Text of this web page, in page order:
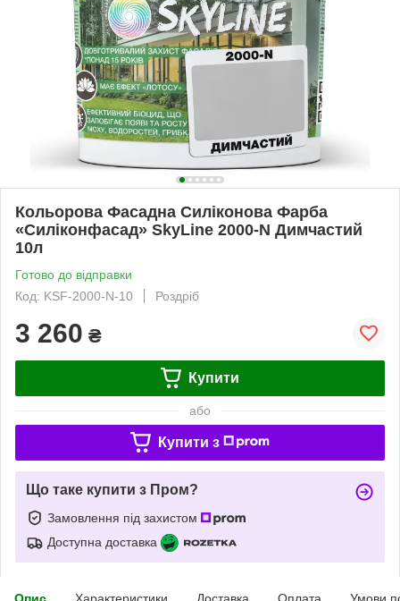
Кольорова Фасадна Силіконова Фарба
«Силіконфасад» SkyLine 2000-N Димчастий
10л
Готово до відправки
Код: KSF-2000-N-10
Роздріб
3 260 ₴
Купити
або
Купити з
Що таке купити з Пром?
Замовлення під захистом
Доступна доставка
Опис Характеристики Доставка Оплата Умови